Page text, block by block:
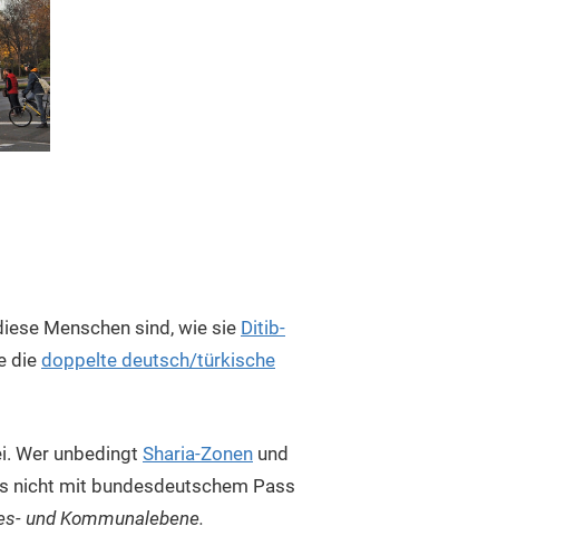
Menschen sind, wie sie Ditib-
diedoppelte deutsch/türkische
Wer unbedingt Sharia-Zonen und
nicht mit bundesdeutschem Pass
und Kommunalebene.